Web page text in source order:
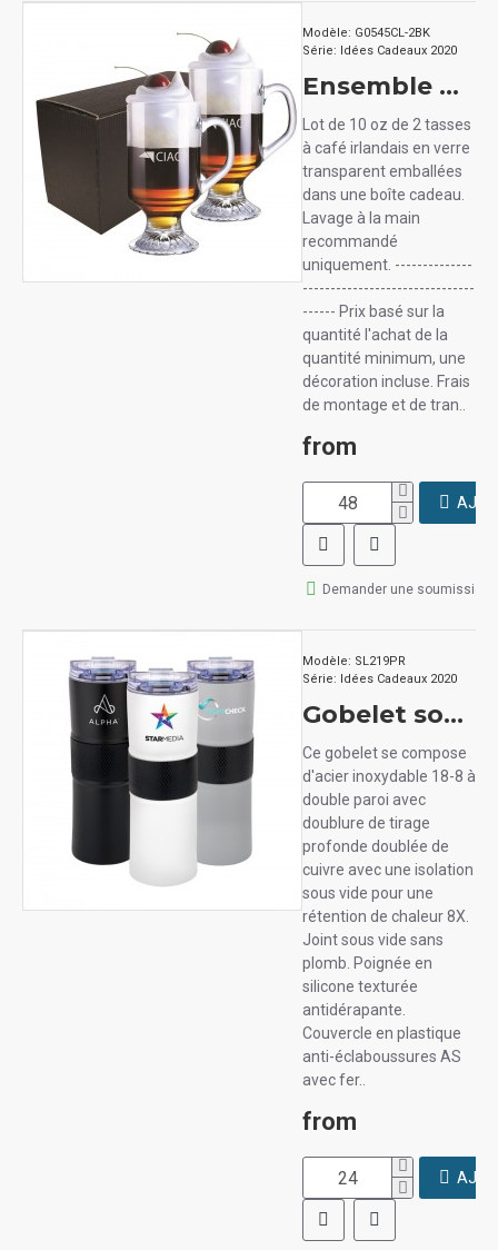
Modèle: G0545CL-2BK
Série: Idées Cadeaux 2020
Ensemble de 2 tasses à café irlandais
Lot de 10 oz de 2 tasses
à café irlandais en verre
transparent emballées
dans une boîte cadeau.
Lavage à la main
recommandé
uniquement. --------------
-------------------------------
------ Prix basé sur la
quantité l'achat de la
quantité minimum, une
décoration incluse. Frais
de montage et de tran..
from
Demander une soumission
Modèle: SL219PR
Série: Idées Cadeaux 2020
Gobelet sous vide Urban Peak KIRRA TRAIL 16 oz
Ce gobelet se compose
d'acier inoxydable 18-8 à
double paroi avec
doublure de tirage
profonde doublée de
cuivre avec une isolation
sous vide pour une
rétention de chaleur 8X.
Joint sous vide sans
plomb. Poignée en
silicone texturée
antidérapante.
Couvercle en plastique
anti-éclaboussures AS
avec fer..
from